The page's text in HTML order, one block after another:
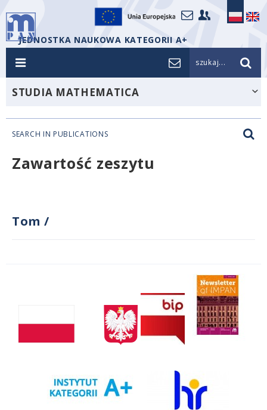
JEDNOSTKA NAUKOWA KATEGORII A+
szukaj...
STUDIA MATHEMATICA
SEARCH IN PUBLICATIONS
Zawartość zeszytu
Tom /